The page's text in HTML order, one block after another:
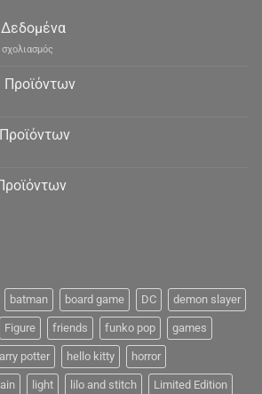
Δεδομένα
Προϊόντων
batman board game DC demon slayer
Figure friends funko pop games
potter hello kitty horror
light lilo and stitch Limited Edition